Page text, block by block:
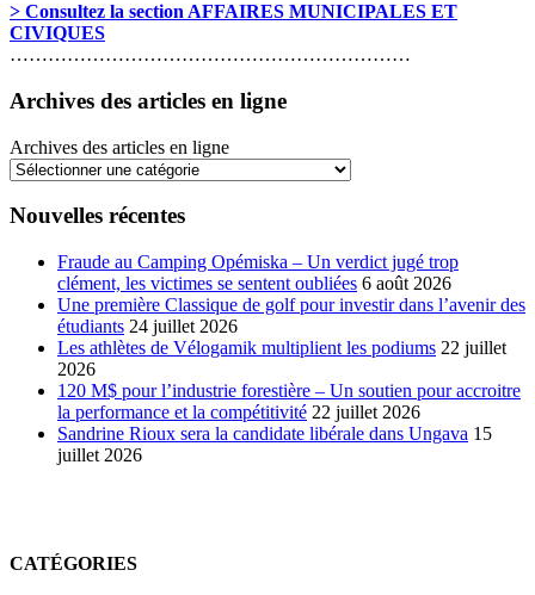
> Consultez la section AFFAIRES MUNICIPALES ET
CIVIQUES
………………………………………………………
Archives des articles en ligne
Archives des articles en ligne
Nouvelles récentes
Fraude au Camping Opémiska – Un verdict jugé trop
clément, les victimes se sentent oubliées 6 août 2026
Une première Classique de golf pour investir dans l’avenir des
étudiants 24 juillet 2026
Les athlètes de Vélogamik multiplient les podiums 22 juillet
2026
120 M$ pour l’industrie forestière – Un soutien pour accroitre
la performance et la compétitivité 22 juillet 2026
Sandrine Rioux sera la candidate libérale dans Ungava 15
juillet 2026
CATÉGORIES